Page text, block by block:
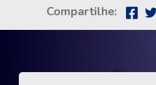
Compartilhe: